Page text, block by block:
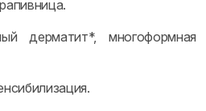
дерматит*, многоформная